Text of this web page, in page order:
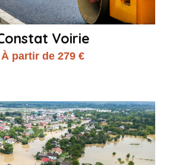
Voirie
À partir de 279 €